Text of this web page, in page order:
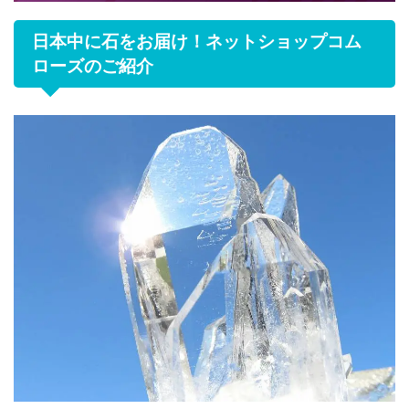
日本中に石をお届け！ネットショップコム
ローズのご紹介